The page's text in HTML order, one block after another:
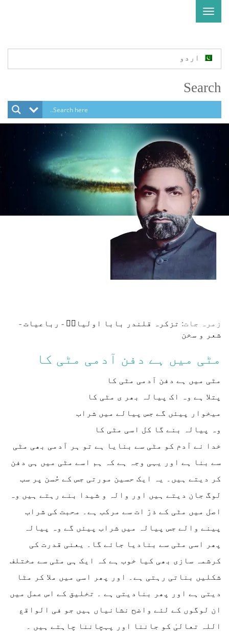
Toggle
navigation
اردو
Search
زمرہ جات: تزکرہ قلندر بابا اولیاءؒ - رباعیات -
شعر و سخن
مٹی میں ہے دفن آدمی مٹی کا
مٹی میں ہے دفن آدمی مٹی کا
پتلا ہے وہ اک پیالہ بھر ی مٹی کا
میخوار پیئں گے جس پیالے میں شراب
وہ پیالہ بنے گا کل اسی مٹی کا
خدا نے آدم کو مٹی سے بنایا ہے تو ہر آدمی بھی مٹی
سے بنا ہے اور یہی وجہ ہے کہ ہم اسے مٹی میں ہی دفن
کر دیتے ہیں۔ یہ ایک حسین مورتی جس کے حُسن پر سب
لوگ جان دیتے ہیں اور والہ و شیدا بنے رہتے ہیں وہ
اصل میں مٹی کے ذرّ ات سے مرکب ہے۔ محبت کی شراب
پینے والے جس پیالہ میں شراب پیئں گے وہ پیالہ
پھر اسی مٹی سے بنادیا جائے گا۔ یعنی قدرت کی
کرشمہ سازی بھی کیا خوب ہے کہ ایک ہی مٹی سے مختلف
شکلیں بناتی رہتی ہے۔ اور پھر اسی میں ملا کر مٹا
دیتی ہے اور پھر بنادیتی ہے ۔ تخلیق کے اس عمل میں
ان لوگوں کے لئے واضح نشانیاں ہیں جو فی الواقع
اللہ تعالیٰ کو جاننا اور پہچاننا چاہتے ہیں ۔